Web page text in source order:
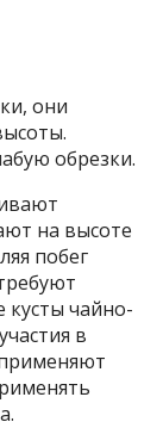
они
обрезки.
на высоте
побег
кусты чайно-
в